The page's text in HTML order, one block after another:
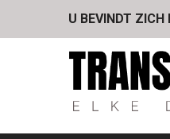
U BEVINDT ZICH